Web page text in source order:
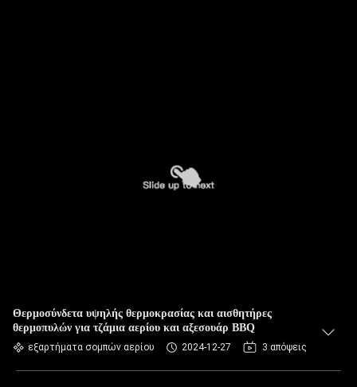
Θερμοσύνδετα υψηλής θερμοκρασίας και αισθητήρες
θερμοπυλών για τζάμια αερίου και αξεσουάρ BBQ
εξαρτήματα σομπών αερίου 2024-12-27 3 απόψεις